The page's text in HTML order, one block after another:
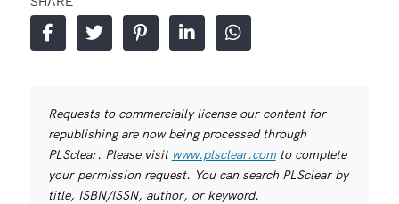
Requests to commercially license our content for
republishing are now being processed through
PLSclear. Please visit www.plsclear.comto complete
your permission request. You can search PLSclear by
title, ISBN/ISSN, author, or keyword.